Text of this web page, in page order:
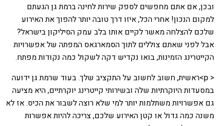
ובכן, אם אתם מחפשים לספק שירות לחינה ברמת גן הגעתם
למקום הנכון! אחרי הכל, איזו דרך טובה יותר להפוך את האירוע
שלכם להצלחה מאשר לקיים אותו בלב עמק הסיליקון בישראל?
אבל לפני שאתם צוללים לתוך הסמארגאס המפתה של אפשרויות
הקייטרינג הזמינות, בואו נקדיש דקה לשקול כמה נקודות מפתח.
< p>ראשית, חשוב לחשוב על התקציב שלך. בעוד שרמת גן ידועה
במסעדות היוקרתיות שלה ובשירותי קייטרינג יוקרתיים, היא מציעה
גם אפשרויות משתלמות יותר למי שלא רוצה לשבור את הכיס. אז לא
משנה כמה גדול או קטן האירוע שלכם, צריכה להיות אפשרות